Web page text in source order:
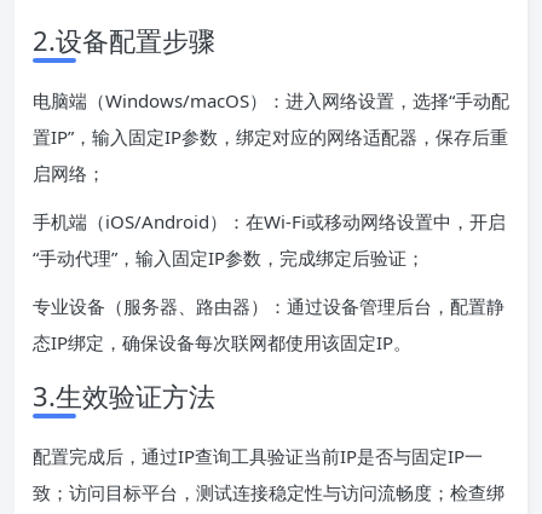
2.设备配置步骤
电脑端（Windows/macOS）：进入网络设置，选择“手动配
置IP”，输入固定IP参数，绑定对应的网络适配器，保存后重
启网络；
手机端（iOS/Android）：在Wi-Fi或移动网络设置中，开启
“手动代理”，输入固定IP参数，完成绑定后验证；
专业设备（服务器、路由器）：通过设备管理后台，配置静
态IP绑定，确保设备每次联网都使用该固定IP。
3.生效验证方法
配置完成后，通过IP查询工具验证当前IP是否与固定IP一
致；访问目标平台，测试连接稳定性与访问流畅度；检查绑